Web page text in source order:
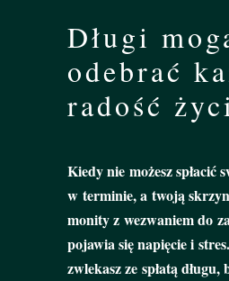
Długi
odebrać
radość
Kiedy nie możesz spłacić
w terminie, a twoją
monity z wezwaniem do
pojawia się napięcie i
zwlekasz ze spłatą